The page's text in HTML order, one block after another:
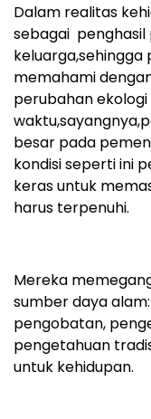
Dalam realitas
sebagai
memahami
perubahan
besar pada
kondisi seperti ini
keras untuk
harus terpenuhi.
Mereka
sumber daya
pengobatan,
pengetahuan
untuk kehidupan.